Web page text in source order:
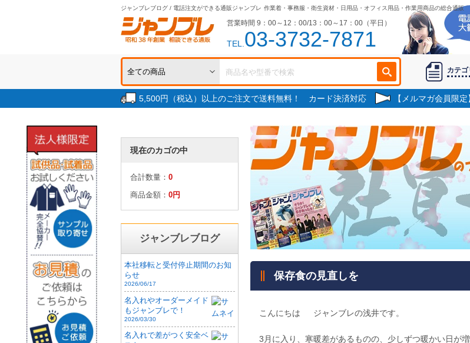
ジャンブレブログ / 電話注文ができる通販ジャンブレ 作業着・事務服・衛生資材・日用品・オフィス用品・作業用商品の総合通販
営業時間 9：00～12：00/13：00～17：00（平日）
TEL.03-3732-7871
カテ
5,500円（税込）以上のご注文で送料無料！ カード決済対応 【メルマガ会員限
保存食の見直しを
こんにちは ジャンブレの浅井です。
3月に入り、寒暖差があるものの、少しずつ暖かい日が増
現在のカゴの中
合計数量： 0
商品金額： 0円
ジャンブレブログ
本社移転と受付停止期間のお知
らせ
2026/06/17
名入れやオーダーメイド
もジャンブレで！
2026/03/30
名入れで差がつく安全ベ